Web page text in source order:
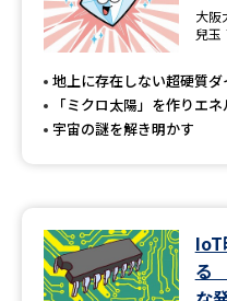
大阪
兒玉
地上に存在しない超硬質
「ミクロ太陽」を作りエ
宇宙の謎を解き明かす
IoT
る